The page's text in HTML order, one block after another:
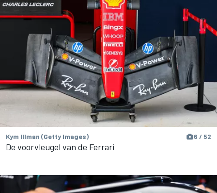
Kym Illman (Getty Images) 6 / 52
De voorvleugel van de Ferrari